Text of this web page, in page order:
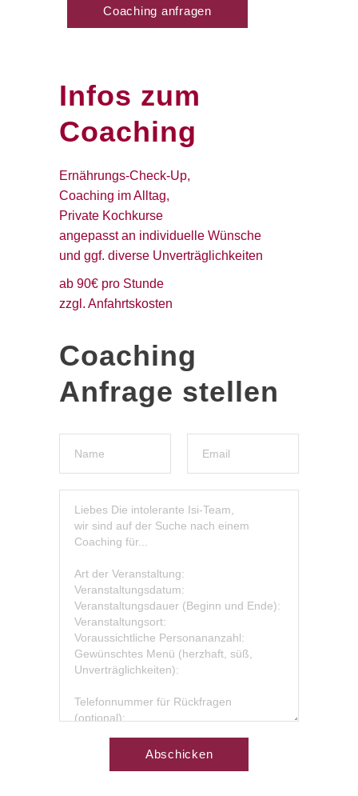
Coaching anfragen
Infos zum
Coaching
Ernährungs-Check-Up,
Coaching im Alltag,
Private Kochkurse
angepasst an individuelle Wünsche
und ggf. diverse Unverträglichkeiten
ab 90€ pro Stunde
zzgl. Anfahrtskosten
Coaching
Anfrage stellen